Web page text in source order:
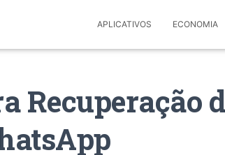
APLICATIVOS ECONOMIA
Recuperação